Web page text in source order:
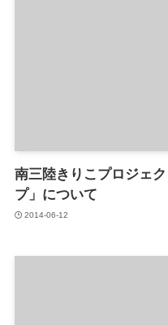
南三陸きりこプロジェ
プ」について
2014-06-12